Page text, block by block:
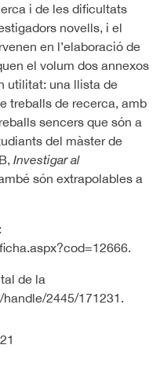
i de les dificultats
novells, i el
en l’elaboració de
el volum dos annexos
utilitat: una llista de
treballs de recerca, amb
sencers que són a
del màster de
Investigar al
són extrapolables a
de la
2445/171231.